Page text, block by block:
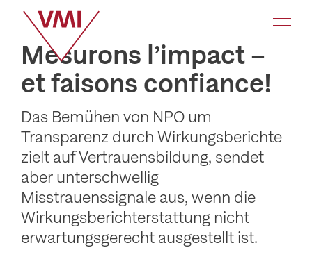
t
e
r
Mesurons l’impact –
et faisons confiance!
Das Bemühen von NPO um
Transparenz durch Wirkungsberichte
zielt auf Vertrauensbildung, sendet
aber unterschwellig
Misstrauenssignale aus, wenn die
Wirkungsberichterstattung nicht
erwartungsgerecht ausgestellt ist.